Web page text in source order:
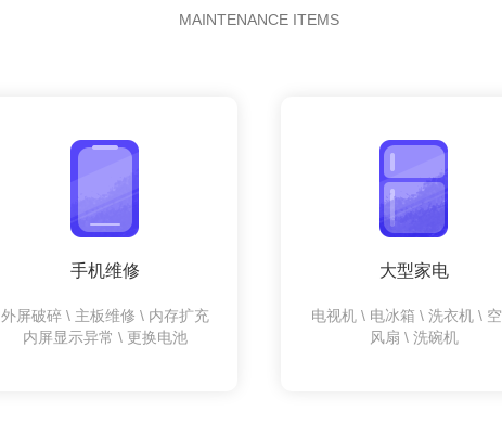
MAINTENANCE ITEMS
手机维修
外屏破碎 \ 主板维修 \ 内存扩充
内屏显示异常 \ 更换电池
大型家电
电视机 \ 电冰箱 \ 洗衣机 \
风扇 \ 洗碗机